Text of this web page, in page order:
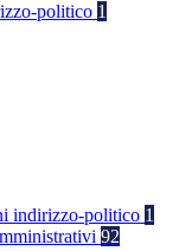
politico 1
indirizzo-politico 1
92